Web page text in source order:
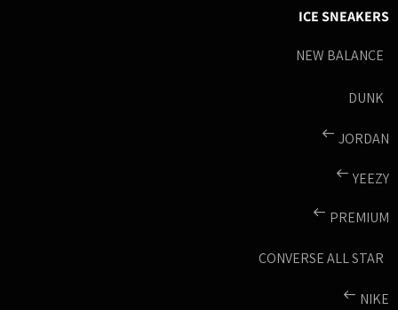
ICE SNEAKERS
NEW BALANCE
DUNK
JORDAN
YEEZY
PREMIUM
CONVERSE ALL STAR
NIKE